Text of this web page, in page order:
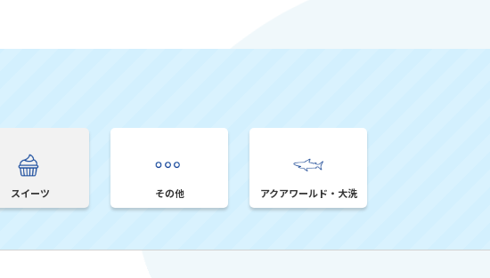
スイーツ その他 アクアワールド・大洗